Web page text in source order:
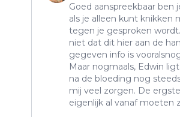
Goed aanspreekbaar ben
als je alleen kunt knikken
tegen je gesproken
niet dat dit hier aan de
gegeven info is
Maar nogmaals, Edwin
na de bloeding nog
mij veel zorgen. De
eigenlijk al vanaf moeten